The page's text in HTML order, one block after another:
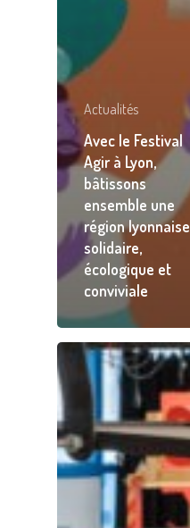
Actualités
Avec le Festival
Agir à Lyon,
bâtissons
ensemble une
région lyonnaise
solidaire,
écologique et
conviviale